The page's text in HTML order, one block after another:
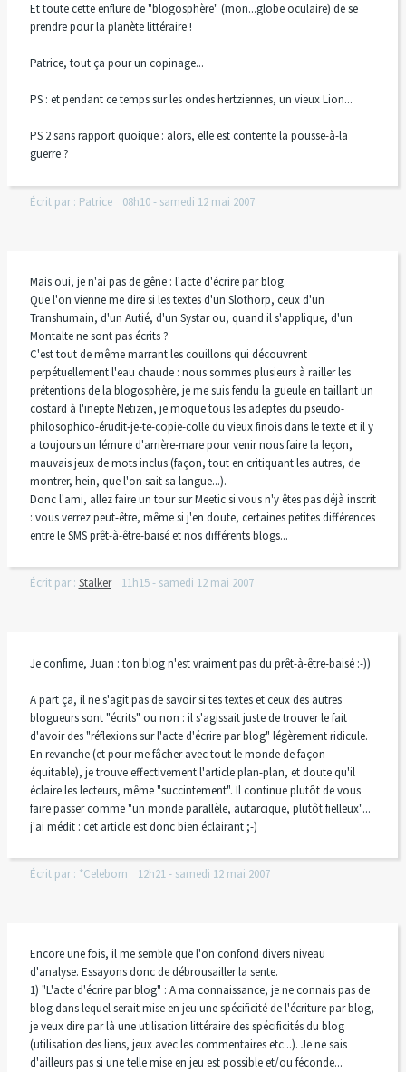
Et toute cette enflure de "blogosphère" (mon...globe oculaire) de se
prendre pour la planète littéraire !
Patrice, tout ça pour un copinage...
PS : et pendant ce temps sur les ondes hertziennes, un vieux Lion...
PS 2 sans rapport quoique : alors, elle est contente la pousse-à-la
guerre ?
Écrit par : Patrice 08h10- samedi 12 mai 2007
Mais oui, je n'ai pas de gêne : l'acte d'écrire par blog.
Que l'on vienne me dire si les textes d'un Slothorp, ceux d'un
Transhumain, d'un Autié, d'un Systar ou, quand il s'applique, d'un
Montalte ne sont pas écrits ?
C'est tout de même marrant les couillons qui découvrent
perpétuellement l'eau chaude : nous sommes plusieurs à railler les
prétentions de la blogosphère, je me suis fendu la gueule en taillant un
costard à l'inepte Netizen, je moque tous les adeptes du pseudo-
philosophico-érudit-je-te-copie-colle du vieux finois dans le texte et il y
a toujours un lémure d'arrière-mare pour venir nous faire la leçon,
mauvais jeux de mots inclus (façon, tout en critiquant les autres, de
montrer, hein, que l'on sait sa langue...).
Donc l'ami, allez faire un tour sur Meetic si vous n'y êtes pas déjà inscrit
: vous verrez peut-être, même si j'en doute, certaines petites différences
entre le SMS prêt-à-être-baisé et nos différents blogs...
Écrit par : Stalker 11h15- samedi 12 mai 2007
Je confime, Juan : ton blog n'est vraiment pas du prêt-à-être-baisé :-))
A part ça, il ne s'agit pas de savoir si tes textes et ceux des autres
blogueurs sont "écrits" ou non : il s'agissait juste de trouver le fait
d'avoir des "réflexions sur l'acte d'écrire par blog" légèrement ridicule.
En revanche (et pour me fâcher avec tout le monde de façon
équitable), je trouve effectivement l'article plan-plan, et doute qu'il
éclaire les lecteurs, même "succintement". Il continue plutôt de vous
faire passer comme "un monde parallèle, autarcique, plutôt fielleux"...
j'ai médit : cet article est donc bien éclairant ;-)
Écrit par : *Celeborn 12h21- samedi 12 mai 2007
Encore une fois, il me semble que l'on confond divers niveau
d'analyse. Essayons donc de débrousailler la sente.
1) "L'acte d'écrire par blog" : A ma connaissance, je ne connais pas de
blog dans lequel serait mise en jeu une spécificité de l'écriture par blog,
je veux dire par là une utilisation littéraire des spécificités du blog
(utilisation des liens, jeux avec les commentaires etc...). Je ne sais
d'ailleurs pas si une telle mise en jeu est possible et/ou féconde...